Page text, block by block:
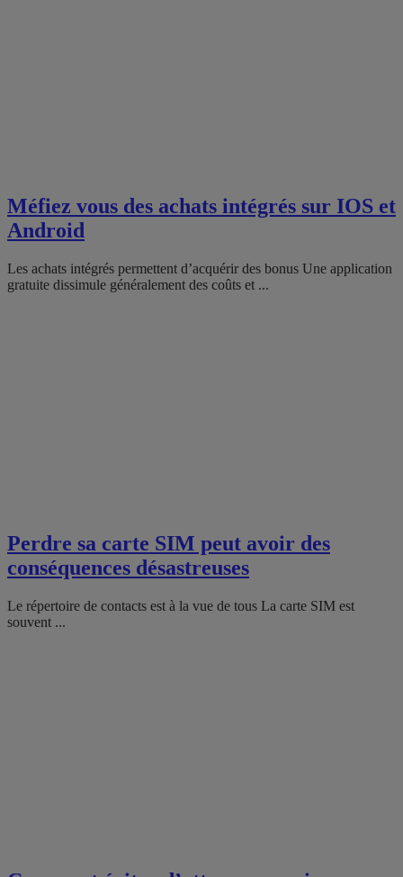
Méfiez vous des achats intégrés sur IOS et
Android
Les achats intégrés permettent d’acquérir des bonus Une application
gratuite dissimule généralement des coûts et ...
Perdre sa carte SIM peut avoir des
conséquences désastreuses
Le répertoire de contacts est à la vue de tous La carte SIM est
souvent ...